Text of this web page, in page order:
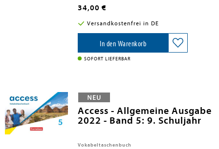
unterschiedlichen Drucktechniken auf
Stoff, Papier oder gar in Ton abgebildet
werden können.Verfahren wie
Gelplattendruck, Direktdruck,
Sonnendruck, Cyanotypie, Ecoprint,
Schablonendruck oder Milchtütendruck
eröffnen vielfältige Möglichkeiten für
künstlerische Experimente. Entlang des
Farnen Einbände für Sammelmappen
und Reisebücher, Stofftäschchen oder
Patchworkdecken. Ein kreativer
Streifzug durch die Natur für das ganze
34,00 €
Versandkostenfrei in DE
In den Warenkorb
SOFORT LIEFERBAR
Access - Allgemeine Ausgabe
2022 - Band 5: 9. Schuljahr
Vokabeltaschenbuch